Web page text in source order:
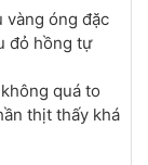
vàng óng đặc
đỏ hồng tự
quá to
thịt thấy khá